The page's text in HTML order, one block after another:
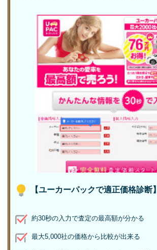
【ユーカーパックで適正価格診断】
約30秒の入力で査定の最高額が分かる
最大5,000社の価格から比較が出来る